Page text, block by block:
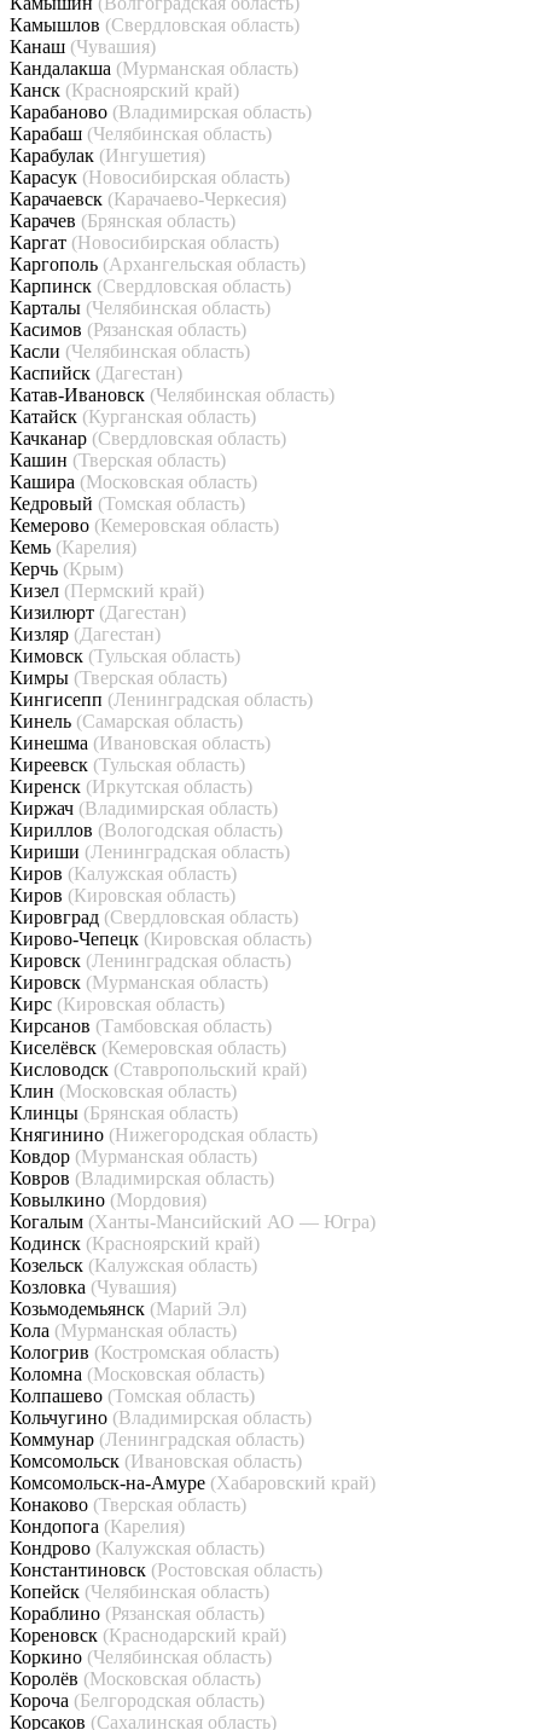
Камышлов (Свердловская область)
Канаш (Чувашия)
Кандалакша (Мурманская область)
Канск (Красноярский край)
Карабаново (Владимирская область)
Карабаш (Челябинская область)
Карабулак (Ингушетия)
Карасук (Новосибирская область)
Карачаевск (Карачаево-Черкесия)
Карачев (Брянская область)
Каргат (Новосибирская область)
Каргополь (Архангельская область)
Карпинск (Свердловская область)
Карталы (Челябинская область)
Касимов (Рязанская область)
Касли (Челябинская область)
Каспийск (Дагестан)
Катав-Ивановск (Челябинская область)
Катайск (Курганская область)
Качканар (Свердловская область)
Кашин (Тверская область)
Кашира (Московская область)
Кедровый (Томская область)
Кемерово (Кемеровская область)
Кемь (Карелия)
Керчь (Крым)
Кизел (Пермский край)
Кизилюрт (Дагестан)
Кизляр (Дагестан)
Кимовск (Тульская область)
Кимры (Тверская область)
Кингисепп (Ленинградская область)
Кинель (Самарская область)
Кинешма (Ивановская область)
Киреевск (Тульская область)
Киренск (Иркутская область)
Киржач (Владимирская область)
Кириллов (Вологодская область)
Кириши (Ленинградская область)
Киров (Калужская область)
Киров (Кировская область)
Кировград (Свердловская область)
Кирово-Чепецк (Кировская область)
Кировск (Ленинградская область)
Кировск (Мурманская область)
Кирс (Кировская область)
Кирсанов (Тамбовская область)
Киселёвск (Кемеровская область)
Кисловодск (Ставропольский край)
Клин (Московская область)
Клинцы (Брянская область)
Княгинино (Нижегородская область)
Ковдор (Мурманская область)
Ковров (Владимирская область)
Ковылкино (Мордовия)
Когалым (Ханты-Мансийский АО — Югра)
Кодинск (Красноярский край)
Козельск (Калужская область)
Козловка (Чувашия)
Козьмодемьянск (Марий Эл)
Кола (Мурманская область)
Кологрив (Костромская область)
Коломна (Московская область)
Колпашево (Томская область)
Кольчугино (Владимирская область)
Коммунар (Ленинградская область)
Комсомольск (Ивановская область)
Комсомольск-на-Амуре (Хабаровский край)
Конаково (Тверская область)
Кондопога (Карелия)
Кондрово (Калужская область)
Константиновск (Ростовская область)
Копейск (Челябинская область)
Кораблино (Рязанская область)
Кореновск (Краснодарский край)
Коркино (Челябинская область)
Королёв (Московская область)
Короча (Белгородская область)
Корсаков (Сахалинская область)